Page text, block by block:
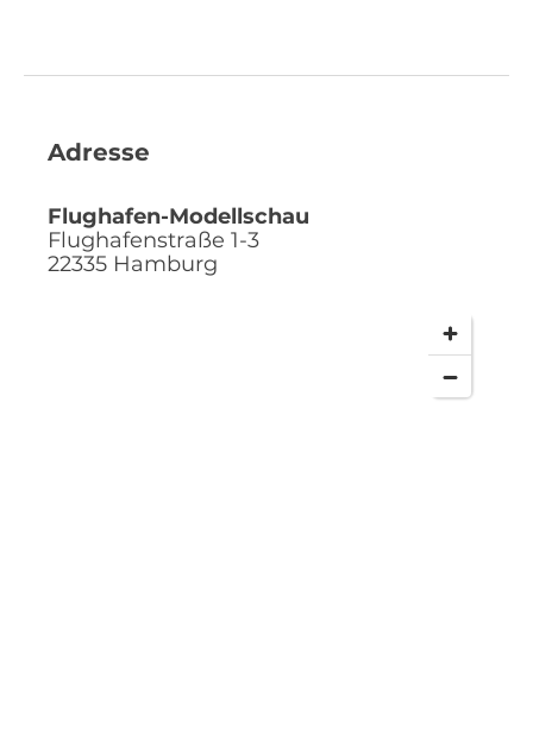
Adresse
Flughafen-Modellschau
Flughafenstraße 1-3
22335 Hamburg